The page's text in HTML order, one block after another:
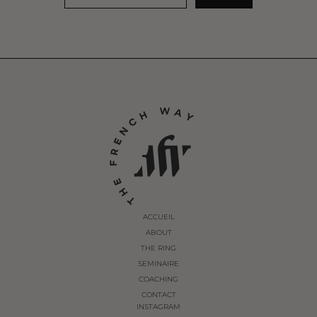
ACCUEIL
ABOUT
THE RING
SEMINAIRE
COACHING
CONTACT
INSTAGRAM